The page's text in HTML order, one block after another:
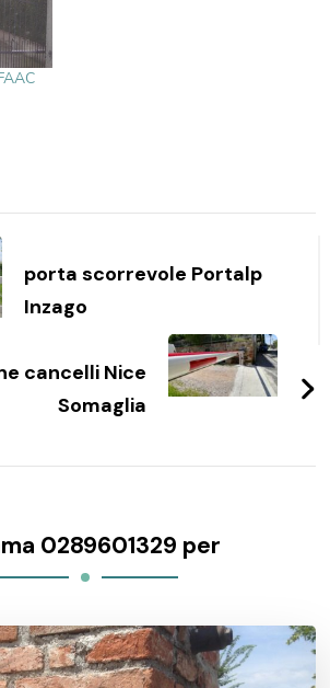
porta scorrevole Portalp
Inzago
cancelli Nice
Somaglia
0289601329 per